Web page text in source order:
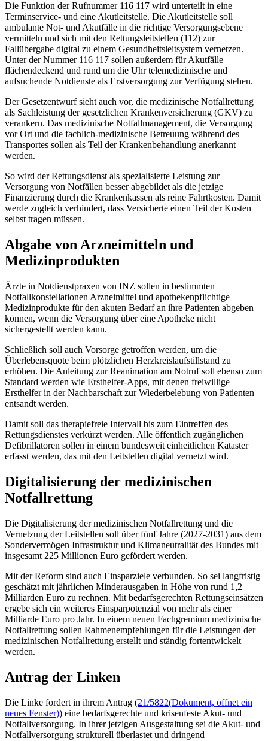
Die Funktion der Rufnummer 116 117 wird unterteilt in eine
Terminservice- und eine Akutleitstelle. Die Akutleitstelle soll
ambulante Not- und Akutfälle in die richtige Versorgungsebene
vermitteln und sich mit den Rettungsleitstellen (112) zur
Fallübergabe digital zu einem Gesundheitsleitsystem vernetzen.
Unter der Nummer 116 117 sollen außerdem für Akutfälle
flächendeckend und rund um die Uhr telemedizinische und
aufsuchende Notdienste als Erstversorgung zur Verfügung stehen.
Der Gesetzentwurf sieht auch vor, die medizinische Notfallrettung
als Sachleistung der gesetzlichen Krankenversicherung (GKV) zu
verankern. Das medizinische Notfallmanagement, die Versorgung
vor Ort und die fachlich-medizinische Betreuung während des
Transportes sollen als Teil der Krankenbehandlung anerkannt
werden.
So wird der Rettungsdienst als spezialisierte Leistung zur
Versorgung von Notfällen besser abgebildet als die jetzige
Finanzierung durch die Krankenkassen als reine Fahrtkosten. Damit
werde zugleich verhindert, dass Versicherte einen Teil der Kosten
selbst tragen müssen.
Abgabe von Arzneimitteln und
Medizinprodukten
Ärzte in Notdienstpraxen von INZ sollen in bestimmten
Notfallkonstellationen Arzneimittel und apothekenpflichtige
Medizinprodukte für den akuten Bedarf an ihre Patienten abgeben
können, wenn die Versorgung über eine Apotheke nicht
sichergestellt werden kann.
Schließlich soll auch Vorsorge getroffen werden, um die
Überlebensquote beim plötzlichen Herzkreislaufstillstand zu
erhöhen. Die Anleitung zur Reanimation am Notruf soll ebenso zum
Standard werden wie Ersthelfer-Apps, mit denen freiwillige
Ersthelfer in der Nachbarschaft zur Wiederbelebung von Patienten
entsandt werden.
Damit soll das therapiefreie Intervall bis zum Eintreffen des
Rettungsdienstes verkürzt werden. Alle öffentlich zugänglichen
Defibrillatoren sollen in einem bundesweit einheitlichen Kataster
erfasst werden, das mit den Leitstellen digital vernetzt wird.
Digitalisierung der medizinischen
Notfallrettung
Die Digitalisierung der medizinischen Notfallrettung und die
Vernetzung der Leitstellen soll über fünf Jahre (2027-2031) aus dem
Sondervermögen Infrastruktur und Klimaneutralität des Bundes mit
insgesamt 225 Millionen Euro gefördert werden.
Mit der Reform sind auch Einsparziele verbunden. So sei langfristig
geschätzt mit jährlichen Minderausgaben in Höhe von rund 1,2
Milliarden Euro zu rechnen. Mit bedarfsgerechten Rettungseinsätzen
ergebe sich ein weiteres Einsparpotenzial von mehr als einer
Milliarde Euro pro Jahr. In einem neuen Fachgremium medizinische
Notfallrettung sollen Rahmenempfehlungen für die Leistungen der
medizinischen Notfallrettung erstellt und ständig fortentwickelt
werden.
Antrag der Linken
Die Linke fordert in ihrem Antrag (21/5822(Dokument, öffnet ein
neues Fenster)) eine bedarfsgerechte und krisenfeste Akut- und
Notfallversorgung. In ihrer jetzigen Ausgestaltung sei die Akut- und
Notfallversorgung strukturell überlastet und dringend